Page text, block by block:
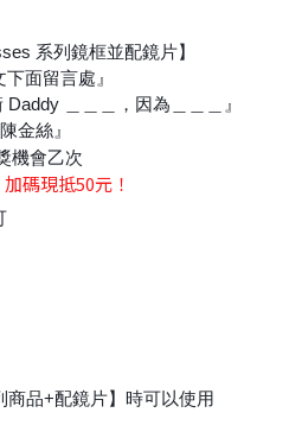
系列鏡框並配鏡片】
面留言處』
Daddy ＿＿＿，因為＿＿＿』
金絲』
機會乙次
加碼現抵50元！
品+配鏡片】時可以使用